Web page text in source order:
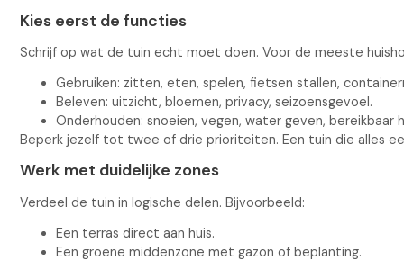
Kies eerst de functies
Schrijf op wat de tuin echt moet doen. Voor de meeste
Gebruiken: zitten, eten, spelen, fietsen stallen,
Beleven: uitzicht, bloemen, privacy, seizoensgevoel.
Onderhouden: snoeien, vegen, water geven, bereikbaar
Beperk jezelf tot twee of drie prioriteiten. Een tuin die alles
Werk met duidelijke zones
Verdeel de tuin in logische delen. Bijvoorbeeld:
Een terras direct aan huis.
Een groene middenzone met gazon of beplanting.